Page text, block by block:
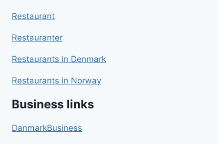
Restaurant
Restauranter
Restaurants in Denmark
Restaurants in Norway
Business links
DanmarkBusiness